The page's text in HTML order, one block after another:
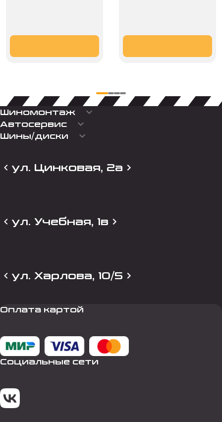
Шиномонтаж keyboard_arrow_down
Автосервис keyboard_arrow_down
Шины/диски keyboard_arrow_down
ул. Цинковая, 2а
ул. Учебная, 1в
ул. Харлова, 10/5
Оплата картой
Социальные сети